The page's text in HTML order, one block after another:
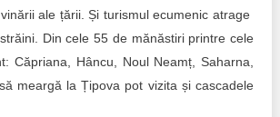
ale țării. Și turismul ecumenic atrage
Din cele 55 de mănăstiri printre cele
Căpriana, Hâncu, Noul Neamț, Saharna,
meargă la Țipova pot vizita și cascadele